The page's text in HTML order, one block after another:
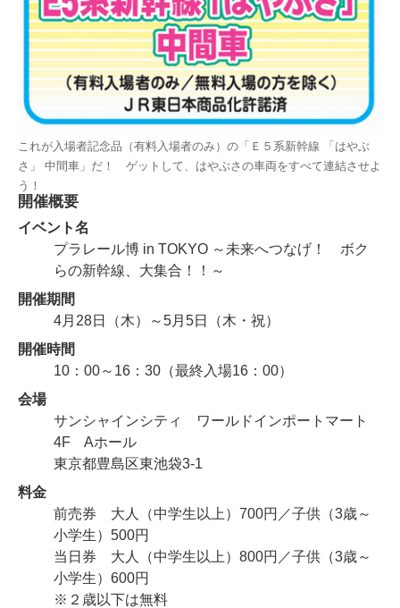
これが入場者記念品（有料入場者のみ）の「Ｅ５系新幹線 「はやぶ
さ」 中間車」だ！ ゲットして、はやぶさの車両をすべて連結させよ
う！
開催概要
イベント名
プラレール博 in TOKYO ～未来へつなげ！ ボク
らの新幹線、大集合！！～
開催期間
4月28日（木）～5月5日（木・祝）
開催時間
10：00～16：30（最終入場16：00）
会場
サンシャインシティ ワールドインポートマート
4F Aホール
東京都豊島区東池袋3-1
料金
前売券 大人（中学生以上）700円／子供（3歳～
小学生）500円
当日券 大人（中学生以上）800円／子供（3歳～
小学生）600円
※２歳以下は無料